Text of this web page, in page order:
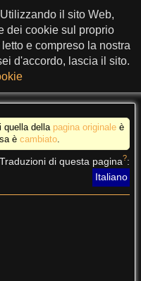
salta al contenuto
quella della pagina originale è
è cambiato
Traduzioni di questa pagina?:
Italiano
il sito Web,
dei cookie sul proprio
e compreso la nostra
d'accordo, lascia il sito.